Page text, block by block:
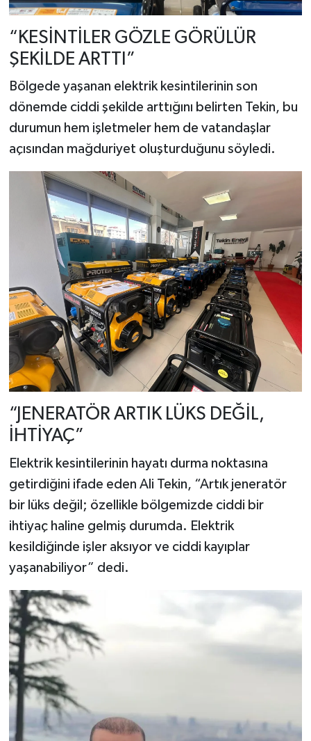
“KESİNTİLER GÖZLE GÖRÜLÜR
ŞEKİLDE ARTTI”
Bölgede yaşanan elektrik kesintilerinin son
dönemde ciddi şekilde arttığını belirten Tekin, bu
durumun hem işletmeler hem de vatandaşlar
açısından mağduriyet oluşturduğunu söyledi.
“JENERATÖR ARTIK LÜKS DEĞİL,
İHTİYAÇ”
Elektrik kesintilerinin hayatı durma noktasına
getirdiğini ifade eden Ali Tekin, “Artık jeneratör
bir lüks değil; özellikle bölgemizde ciddi bir
ihtiyaç haline gelmiş durumda. Elektrik
kesildiğinde işler aksıyor ve ciddi kayıplar
yaşanabiliyor” dedi.